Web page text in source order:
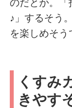
のだとか。「
♪」するそう
を楽しめそう
くすみ
きやす